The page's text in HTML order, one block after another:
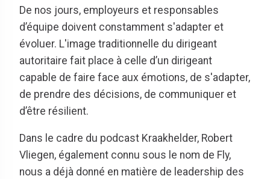
De nos jours, employeurs et responsables
d’équipe doivent constamment s'adapter et
évoluer. L'image traditionnelle du dirigeant
autoritaire fait place à celle d’un dirigeant
capable de faire face aux émotions, de s'adapter,
de prendre des décisions, de communiquer et
d’être résilient.
Dans le cadre du podcast Kraakhelder, Robert
Vliegen, également connu sous le nom de Fly,
nous a déjà donné en matière de leadership des